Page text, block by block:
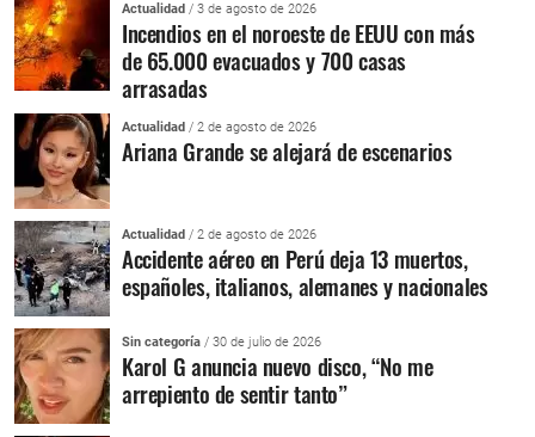
Actualidad / 3 de agosto de 2026
Incendios en el noroeste de EEUU con más
de 65.000 evacuados y 700 casas
arrasadas
Actualidad / 2 de agosto de 2026
Ariana Grande se alejará de escenarios
Actualidad / 2 de agosto de 2026
Accidente aéreo en Perú deja 13 muertos,
españoles, italianos, alemanes y nacionales
Sin categoría / 30 de julio de 2026
Karol G anuncia nuevo disco, “No me
arrepiento de sentir tanto”